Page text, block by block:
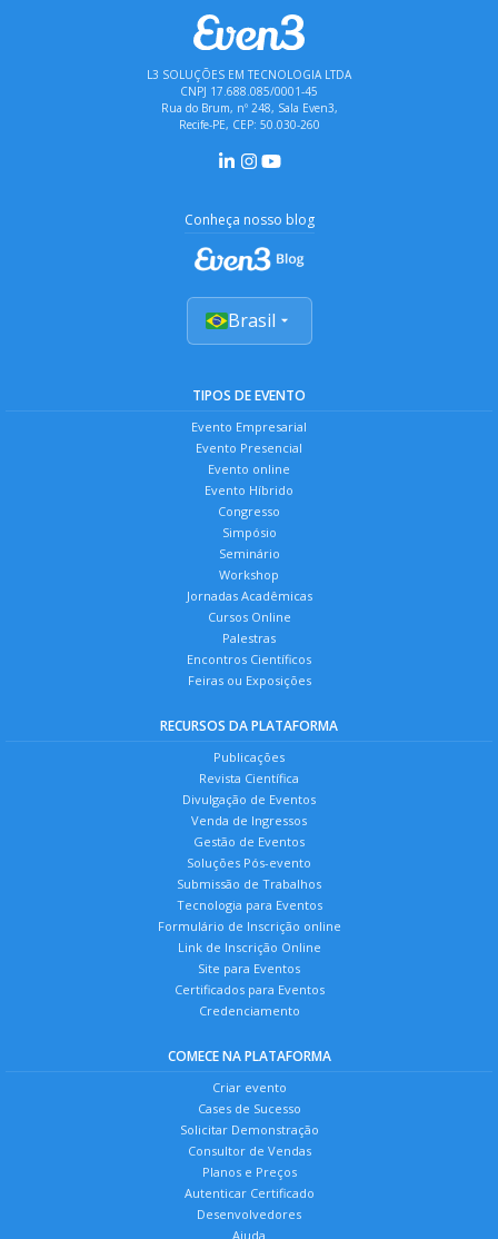
L3 SOLUÇÕES EM TECNOLOGIA LTDA
CNPJ 17.688.085/0001-45
Rua do Brum, nº 248, Sala Even3,
Recife-PE, CEP: 50.030-260
Conheça nosso blog
Brasil
TIPOS DE EVENTO
Evento Empresarial
Evento Presencial
Evento online
Evento Híbrido
Congresso
Simpósio
Seminário
Workshop
Jornadas Acadêmicas
Cursos Online
Palestras
Encontros Científicos
Feiras ou Exposições
RECURSOS DA PLATAFORMA
Publicações
Revista Científica
Divulgação de Eventos
Venda de Ingressos
Gestão de Eventos
Soluções Pós-evento
Submissão de Trabalhos
Tecnologia para Eventos
Formulário de Inscrição online
Link de Inscrição Online
Site para Eventos
Certificados para Eventos
Credenciamento
COMECE NA PLATAFORMA
Criar evento
Cases de Sucesso
Solicitar Demonstração
Consultor de Vendas
Planos e Preços
Autenticar Certificado
Desenvolvedores
Ajuda